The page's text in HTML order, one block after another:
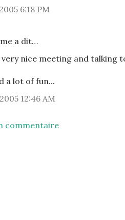
6:18 PM
a dit…
nice meeting and talking
a lot of fun...
12:46 AM
commentaire